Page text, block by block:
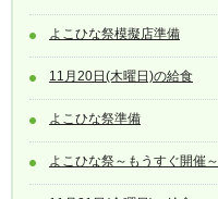
よこひな祭模擬店準備
11月20日(木曜日)の給食
よこひな祭準備
よこひな祭～もうすぐ開催～